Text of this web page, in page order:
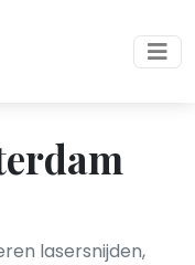
lasersnijden,